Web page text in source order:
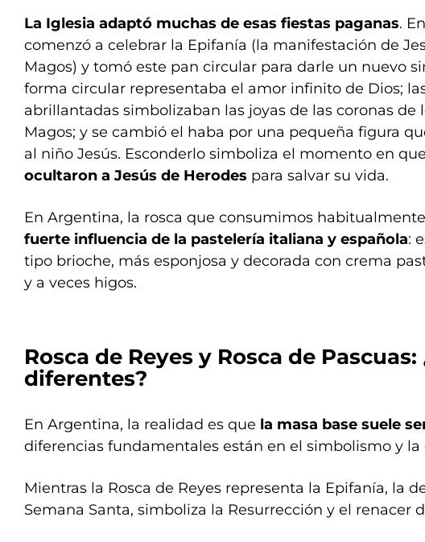
La Iglesia adaptó muchas de esas fiestas paganas.
comenzó a celebrar la Epifanía (la manifestación de
Magos) y tomó este pan circular para darle un nuevo
forma circular representaba el amor infinito de Dios;
abrillantadas simbolizaban las joyas de las coronas de
Magos; y se cambió el haba por una pequeña figura
al niño Jesús. Esconderlo simboliza el momento en que
ocultaron a Jesús de Herodes para salvar su vida.
En Argentina, la rosca que consumimos
fuerte influencia de la pastelería italiana y española:
tipo brioche, más esponjosa y decorada con crema
y a veces higos.
Rosca de Reyes y Rosca de Pascuas:
diferentes?
En Argentina, la realidad es que la masa base suele
diferencias fundamentales están en el simbolismo y la
Mientras la Rosca de Reyes representa la Epifanía, la
Semana Santa, simboliza la Resurrección y el renacer